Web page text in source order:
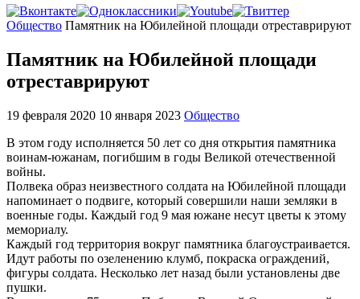
Главная
Общество Памятник на Юбилейной площади отреставрируют
Памятник на Юбилейной площади
отреставрируют
19 февраля 2020 10 января 2023 Общество
В этом году исполняется 50 лет со дня открытия памятника
воинам-южанам, погибшим в годы Великой отечественной
войны.
Полвека образ неизвестного солдата на Юбилейной площади
напоминает о подвиге, который совершили наши земляки в
военные годы. Каждый год 9 мая южане несут цветы к этому
мемориалу.
Каждый год территория вокруг памятника благоустраивается.
Идут работы по озеленению клумб, покраска ограждений,
фигуры солдата. Несколько лет назад были установлены две
пушки.